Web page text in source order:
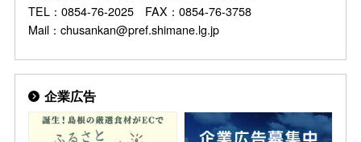
TEL：0854-76-2025 FAX：0854-76-3758
Mail：chusankan@pref.shimane.lg.jp
企業広告